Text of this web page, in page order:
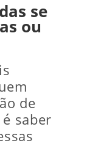
se
ou
de
saber